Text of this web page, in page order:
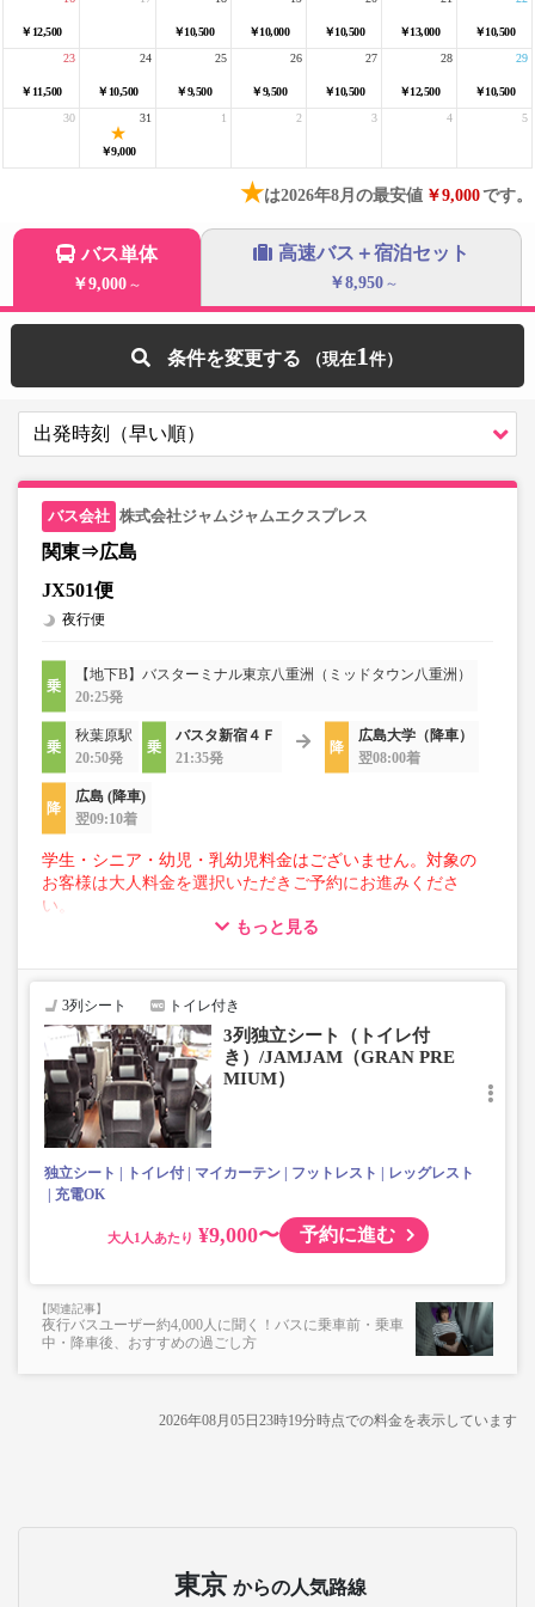
￥12,500 ￥10,500 ￥10,000 ￥10,500 ￥13,000 ￥10,500
￥11,500
23
￥10,500
24
￥9,500
25
￥9,500
26
￥10,500
27
￥12,500
28
￥10,500
29
30
￥9,000
31 1 2 3 4 5
★は2026年8月の最安値 ￥9,000です。
バス単体
￥9,000 ～
高速バス＋宿泊セット
￥8,950 ～
条件を変更する 1
株式会社ジャムジャムエクスプレス
関東⇒広島
JX501便
夜行便
【地下B】バスターミナル東京八重洲（ミッドタウン八重洲）
20:25発
秋葉原駅
20:50発
バスタ新宿４Ｆ
21:35発
広島大学（降車）
翌08:00着
広島 (降車)
翌09:10着
学生・シニア・幼児・乳幼児料金はございません。対象の
お客様は大人料金を選択いただきご予約にお進みくださ
い。
■トランクにてお預かりできる荷物
・3辺合計120cm以内、かつ10kg以下のものをおひとり様1
■お預かりできない荷物（貴重品以外は車内持ち込みも不
可）
楽器・自転車（折りたたみ含む）・ボード等の大きな荷
物、壊れ物、危険物、貴重品、ペット、
上記「トランクにてお預かりできる荷物」の条件を満たさ
もっと見る
3列シート トイレ付き
3列独立シート（トイレ付
き）/JAMJAM（GRAN PRE
MIUM）
独立シート トイレ付 マイカーテン フットレスト
レッグレスト
充電OK
大人 ¥9,000〜 予約に進む
夜行バスユーザー約4,000人に聞く！バスに乗車前・乗車
中・降車後、おすすめの過ごし方
2026年08月05日23時19分時点での料金を表示しています
東京 からの人気路線